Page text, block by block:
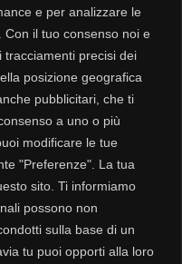
e per analizzare le
il tuo consenso noi e
precisi dei
posizione geografica
pubblicitari, che ti
a uno o più
modificare le tue
"Preferenze". La tua
sito. Ti informiamo
possono non
sulla base di un
tu puoi opporti alla loro